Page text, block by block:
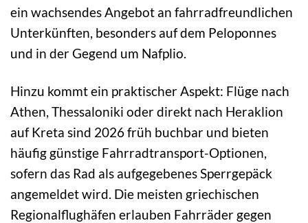
ein wachsendes Angebot an fahrradfreundlichen
Unterkünften, besonders auf dem Peloponnes
und in der Gegend um Nafplio.
Hinzu kommt ein praktischer Aspekt: Flüge nach
Athen, Thessaloniki oder direkt nach Heraklion
auf Kreta sind 2026 früh buchbar und bieten
häufig günstige Fahrradtransport-Optionen,
sofern das Rad als aufgegebenes Sperrgepäck
angemeldet wird. Die meisten griechischen
Regionalflughäfen erlauben Fahrräder gegen